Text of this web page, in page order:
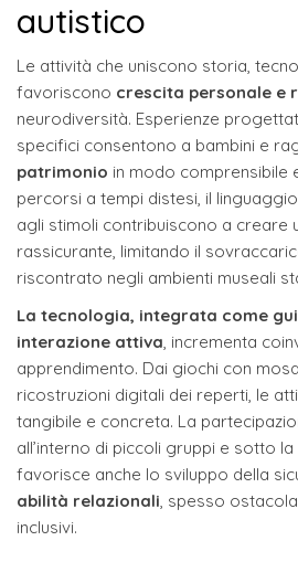
autistico
Le attività che uniscono storia,
favoriscono crescita personale e
neurodiversità. Esperienze
specifici consentono a bambini e
patrimonio in modo comprensibile
percorsi a tempi distesi, il
agli stimoli contribuiscono a creare
rassicurante, limitando il
riscontrato negli ambienti museali
La tecnologia, integrata come
interazione attiva, incrementa
apprendimento. Dai giochi con
ricostruzioni digitali dei reperti, le
tangibile e concreta. La
all’interno di piccoli gruppi e sotto
favorisce anche lo sviluppo della
abilità relazionali, spesso
inclusivi.